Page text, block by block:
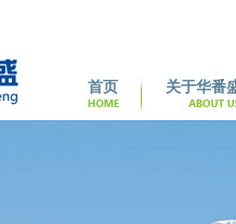
首页 关于华番